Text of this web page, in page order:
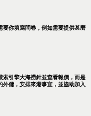
要你填寫問卷，例如需要提供甚麼
索引擎大海撈針並查看報價，而是
外傭，安排來港事宜，並協助加入